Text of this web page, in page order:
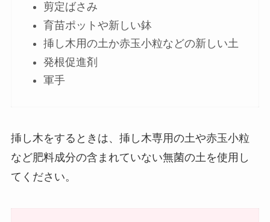
剪定ばさみ
育苗ポットや新しい鉢
挿し木用の土か赤玉小粒などの新しい土
発根促進剤
軍手
挿し木をするときは、 挿し木専用の土や赤玉小粒
など肥料成分の含まれていない無菌の土を使用し
てください。